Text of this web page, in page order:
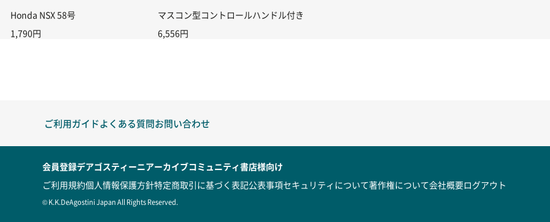
Honda NSX 58号
1,790円
マスコン型コントロールハンドル付き コントローラー＆ポイント切り替えスイッチRC-02/C002 /A062
6,556円
ご利用ガイドよくある質問お問い合わせ
会員登録デアゴスティーニアーカイブコミュニティ書店様向け
ご利用規約個人情報保護方針特定商取引に基づく表記公表事項セキュリティについて著作権について会社概要ログアウト
© K.K.DeAgostini Japan All Rights Reserved.